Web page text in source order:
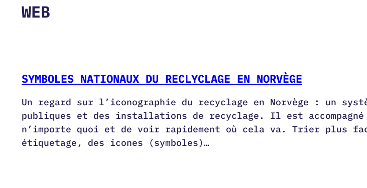
WEB
SYMBOLES NATIONAUX DU RECLYCLAGE EN NORVÈGE
Un regard sur l’iconographie du recyclage en Norvège : un
publiques et des installations de recyclage. Il est
n’importe quoi et de voir rapidement où cela va. Trier plus
étiquetage, des icones (symboles)…